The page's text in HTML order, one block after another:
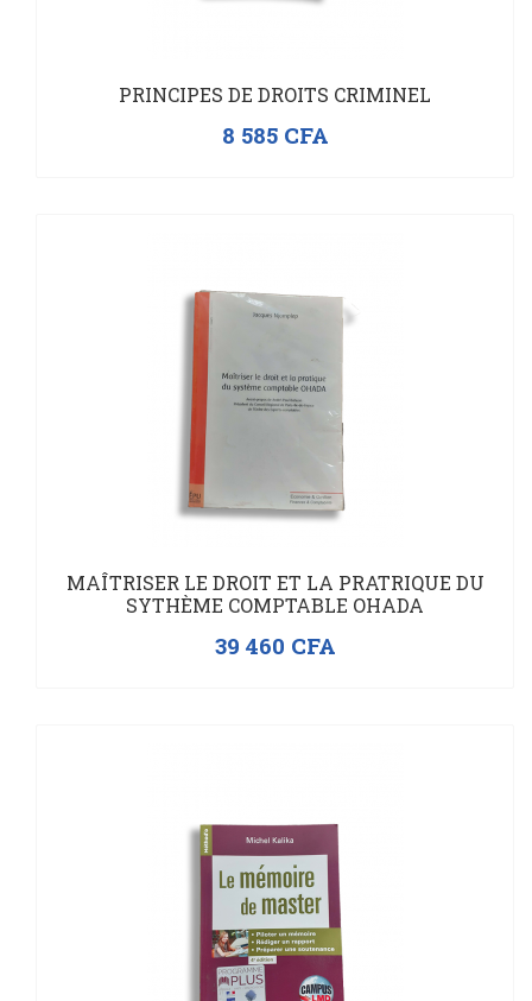
PRINCIPES DE DROITS CRIMINEL
8 585 CFA
MAÎTRISER LE DROIT ET LA PRATRIQUE DU
SYTHÈME COMPTABLE OHADA
39 460 CFA